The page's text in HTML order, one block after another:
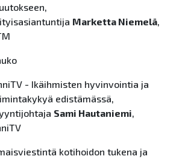
Marketta Niemelä
- Ikäihmisten hyvinvointia ja
edistämässä,
Sami Hautaniemi
kotihoidon tukena ja